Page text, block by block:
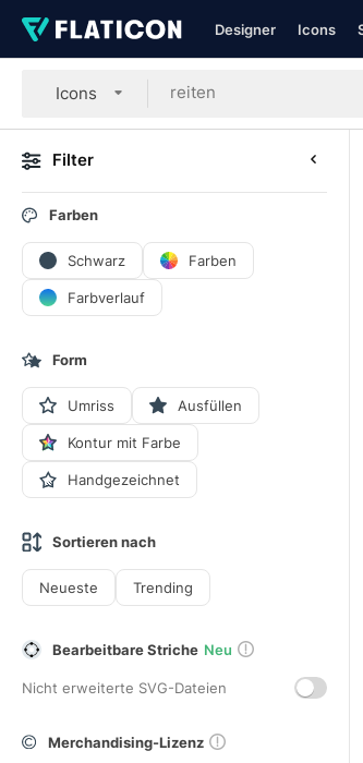
Designer Icons
Icons
Filter
Farben
Schwarz Farben
Farbverlauf
Form
Umriss Ausfüllen
Kontur mit Farbe
Handgezeichnet
Sortieren nach
Neueste Trending
Bearbeitbare Striche Neu
Nicht erweiterte SVG-Dateien
Merchandising-Lizenz